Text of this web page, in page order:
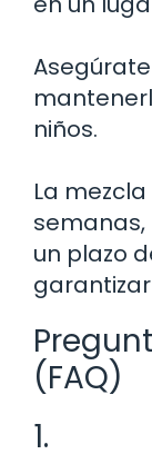
niños.
La
semanas,
un plazo
(FAQ)
1.